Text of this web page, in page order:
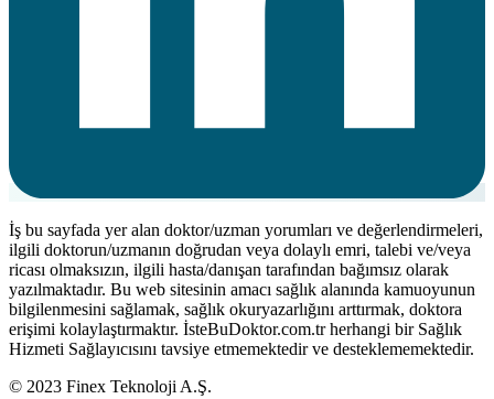
İş bu sayfada yer alan doktor/uzman yorumları ve değerlendirmeleri,
ilgili doktorun/uzmanın doğrudan veya dolaylı emri, talebi ve/veya
ricası olmaksızın, ilgili hasta/danışan tarafından bağımsız olarak
yazılmaktadır. Bu web sitesinin amacı sağlık alanında kamuoyunun
bilgilenmesini sağlamak, sağlık okuryazarlığını arttırmak, doktora
erişimi kolaylaştırmaktır. İsteBuDoktor.com.tr herhangi bir Sağlık
Hizmeti Sağlayıcısını tavsiye etmemektedir ve desteklememektedir.
© 2023 Finex Teknoloji A.Ş.